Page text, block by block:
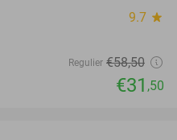
9.7 star
Regulier €58,50
€31 ,50